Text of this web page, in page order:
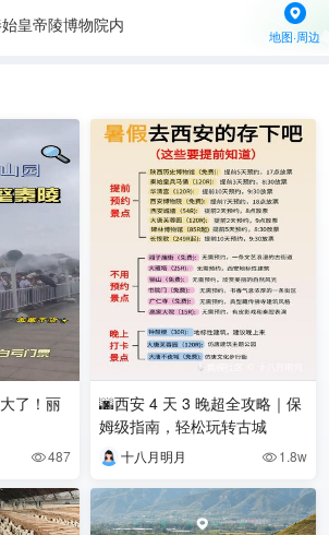
皇帝陵博物院内
地图·周边
了！丽
487
🌆西安 4 天 3 晚超全攻略｜保
姆级指南，轻松玩转古城
十八月明月  1.8w